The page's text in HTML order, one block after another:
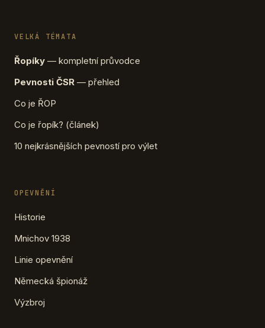
VELKÁ TÉMATA
Řopíky — kompletní průvodce
Pevnosti ČSR — přehled
Co je ŘOP
Co je řopík? (článek)
10 nejkrásnějších pevností pro výlet
OPEVNĚNÍ
Historie
Mnichov 1938
Linie opevnění
Německá špionáž
Výzbroj